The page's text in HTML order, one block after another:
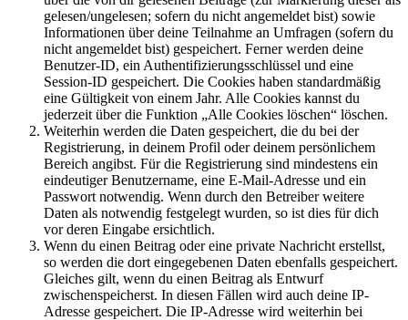
gelesen/ungelesen; sofern du nicht angemeldet bist) sowie
Informationen über deine Teilnahme an Umfragen (sofern du
nicht angemeldet bist) gespeichert. Ferner werden deine
Benutzer-ID, ein Authentifizierungsschlüssel und eine
Session-ID gespeichert. Die Cookies haben standardmäßig
eine Gültigkeit von einem Jahr. Alle Cookies kannst du
jederzeit über die Funktion „Alle Cookies löschen“ löschen.
Weiterhin werden die Daten gespeichert, die du bei der
Registrierung, in deinem Profil oder deinem persönlichem
Bereich angibst. Für die Registrierung sind mindestens ein
eindeutiger Benutzername, eine E-Mail-Adresse und ein
Passwort notwendig. Wenn durch den Betreiber weitere
Daten als notwendig festgelegt wurden, so ist dies für dich
vor deren Eingabe ersichtlich.
Wenn du einen Beitrag oder eine private Nachricht erstellst,
so werden die dort eingegebenen Daten ebenfalls gespeichert.
Gleiches gilt, wenn du einen Beitrag als Entwurf
zwischenspeicherst. In diesen Fällen wird auch deine IP-
Adresse gespeichert. Die IP-Adresse wird weiterhin bei